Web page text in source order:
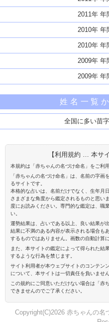
2011年 年
2010年 年
2010年 年
2009年 年
2009年 年
姓名一覧
全国に多い苗
【利用規約 … 本サ
本規約は「赤ちゃんの名づけ命名」をご利
「赤ちゃんの名づけ命名」は、名前の字画
るサイトです。
本格的な占いは、名前だけでなく、生年月
さまざまな角度から鑑定されるものと思い
度にお読みください。専門的な鑑定は、職
い。
運勢結果は、占いである以上、良い結果が
結果に不満のある内容が表示される場合も
するものではありません。画数の自動計算
また、本サイトの鑑定によって得られた結
するような行為を禁じます。
サイト利用者が本ウェブサイトのコンテン
について、本サイトは一切責任を負いません
この規約にご同意いただけない場合は「赤
できませんのでご了承ください。
Copyright(C)2026 赤ちゃんの